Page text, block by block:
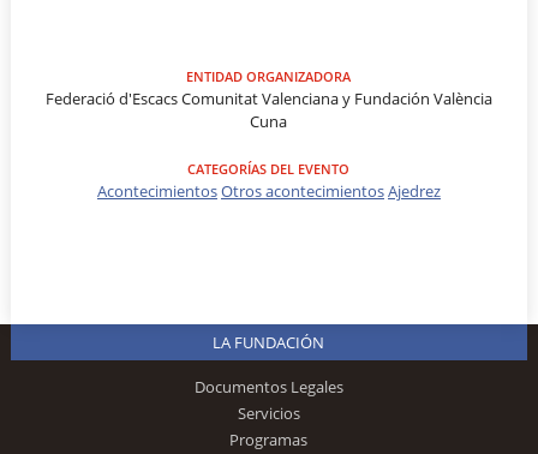
ENTIDAD ORGANIZADORA
Federació d'Escacs Comunitat Valenciana y Fundación València
Cuna
CATEGORÍAS DEL EVENTO
AcontecimientosOtros acontecimientosAjedrez
LA FUNDACIÓN
Documentos Legales
Servicios
Programas